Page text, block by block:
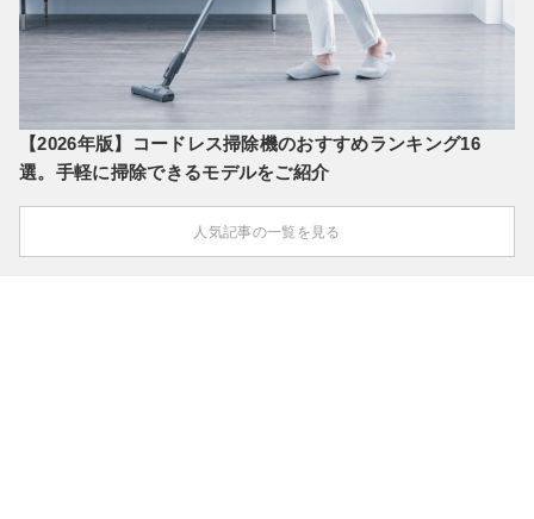
【2026年版】コードレス掃除機のおすすめランキング16
選。手軽に掃除できるモデルをご紹介
人気記事の一覧を見る